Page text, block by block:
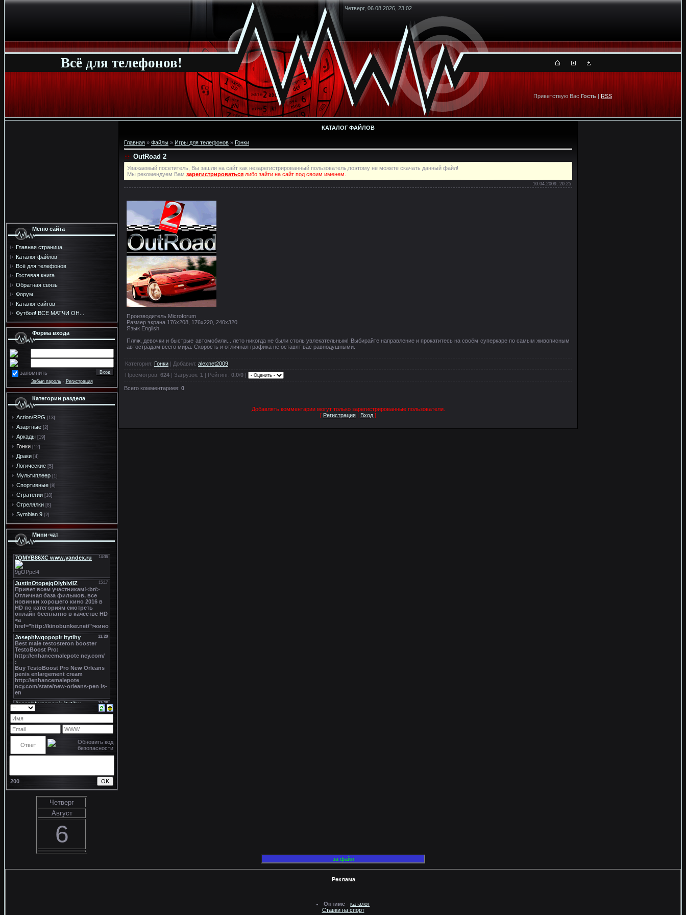
Четверг, 06.08.2026, 23:02
Всё для телефонов!
Приветствую Вас Гость | RSS
Меню сайта
Главная страница
Каталог файлов
Всё для телефонов
Гостевая книга
Обратная связь
Форум
Каталог сайтов
Футбол! ВСЕ МАТЧИ ОН...
Форма входа
запомнить
Забыл пароль· Регистрация
Категории раздела
Action/RPG [13]
Азартные [2]
Аркады [19]
Гонки [12]
Драки [4]
Логические [5]
Мультиплеер [1]
Спортивные [8]
Стратегии [10]
Стрелялки [8]
Symbian 9 [2]
Мини-чат
200
Четверг
Август
6
КАТАЛОГ ФАЙЛОВ
Главная » Файлы » Игры для телефонов » Гонки
OutRoad 2
Уважаемый посетитель, Вы зашли на сайт как незарегистрированный пользователь,поэтому не можете скачать данный файл!
Мы рекомендуем Вам зарегистрироваться либо зайти на сайт под своим именем.
10.04.2009, 20:25
Производитель Microforum
Размер экрана 176x208, 176x220, 240x320
Язык English
Пляж, девочки и быстрые автомобили... лето никогда не были столь увлекательным! Выбирайте направление и прокатитесь на своём суперкаре по самым живописным
автострадам всего мира. Скорость и отличная графика не оставят вас равнодушными.
Категория: Гонки | Добавил: alexnet2009
Просмотров: 624 | Загрузок: 1 | Рейтинг: 0.0/0 |
Всего комментариев: 0
Добавлять комментарии могут только зарегистрированные пользователи.
[ Регистрация | Вход ]
Реклама
Оптиме -каталог
Ставки на спорт